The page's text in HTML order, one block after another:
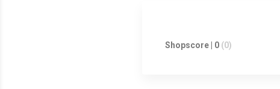
Shopscore | 0 (0)